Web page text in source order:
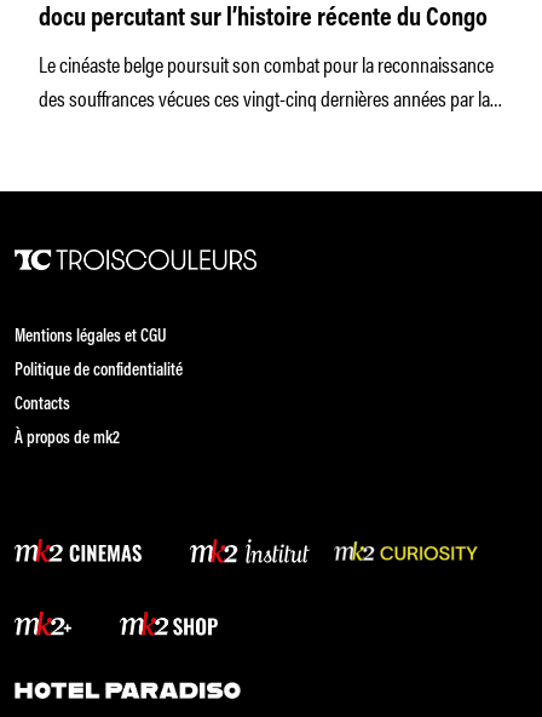
docu percutant sur l’histoire récente du Congo
Le cinéaste belge poursuit son combat pour la reconnaissance
des souffrances vécues ces vingt-cinq dernières années par la
Mentions légales et CGU
Politique de confidentialité
Contacts
À propos de mk2